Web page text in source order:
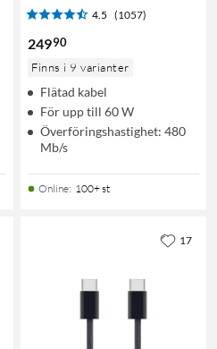
4.5 (1057)
24990
Finns i 9 varianter
Flätad kabel
För upp till 60 W
Överföringshastighet: 480
Mb/s
Online: 100+ st
17